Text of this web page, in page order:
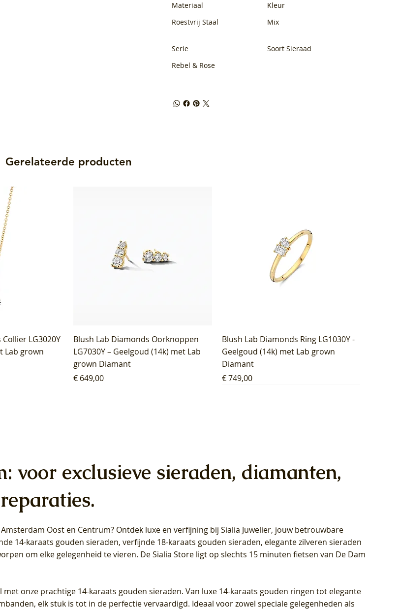
Materiaal
Roestvrij Staal
Kleur
Mix
Serie
Rebel & Rose
Soort Sieraad
Gerelateerde producten
LG3020Y
Lab grown
Blush Lab Diamonds Oorknoppen
LG7030Y – Geelgoud (14k) met Lab
grown Diamant
Prijs
€ 649,00
Blush Lab Diamonds Ring LG1030Y -
Geelgoud (14k) met Lab grown
Diamant
Prijs
€ 749,00
(14k) met Lab
Blush Lab Diamonds Ring LG1028Y -
Geelgoud (14k) met Lab grown
Diamant
Blush Lab Diamonds Collier LG3014Y
- Geelgoud (14k) met Lab grown
Diamant
LG1042Y –
grown
Blush Lab Diamonds Oorknoppen
LG7027Y - Geelgoud (14k) met Lab
grown Diamant
Blush Lab Diamonds Ring LG1029Y -
Geelgoud (14k) met Lab grown
Diamant
LG1044Y –
grown
Blush Lab Diamonds Oorknoppen
LG7026Y - Geelgoud (14k) met Lab
grown Diamant
Blush Lab Diamonds Oorknoppen
LG7033Y – Geelgoud (14k) met Lab
grown Diamant
voor exclusieve sieraden, diamanten,
Oost en Centrum? Ontdek luxe en verfijning bij Sialia Juwelier, jouw betrouwbare
14-karaats gouden sieraden, verfijnde 18-karaats gouden sieraden, elegante zilveren sieraden
om elke gelegenheid te vieren. De Sialia Store ligt op slechts 15 minuten fietsen van De Dam
met onze prachtige 14-karaats gouden sieraden. Van luxe 14-karaats gouden ringen tot elegante
elk stuk is tot in de perfectie vervaardigd. Ideaal voor zowel speciale gelegenheden als